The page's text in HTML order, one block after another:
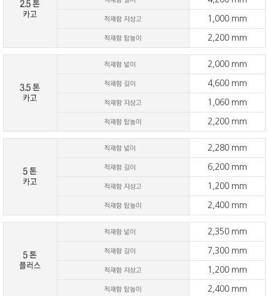
1,000 mm
2,200 mm
2,000 mm
4,600 mm
1,060 mm
2,200 mm
2,280 mm
6,200 mm
1,200 mm
2,400 mm
2,350 mm
7,300 mm
1,200 mm
2,400 mm